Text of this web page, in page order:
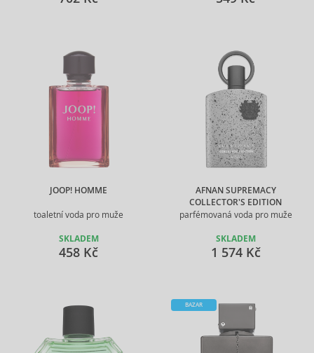
JOOP! HOMME
toaletní voda pro muže
SKLADEM
458 Kč
AFNAN SUPREMACY
COLLECTOR'S EDITION
parfémovaná voda pro muže
SKLADEM
1 574 Kč
BAZAR